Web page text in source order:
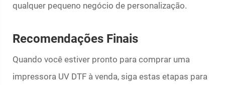
qualquer pequeno negócio de personalização.
Recomendações Finais
Quando você estiver pronto para comprar uma
impressora UV DTF à venda, siga estas etapas para